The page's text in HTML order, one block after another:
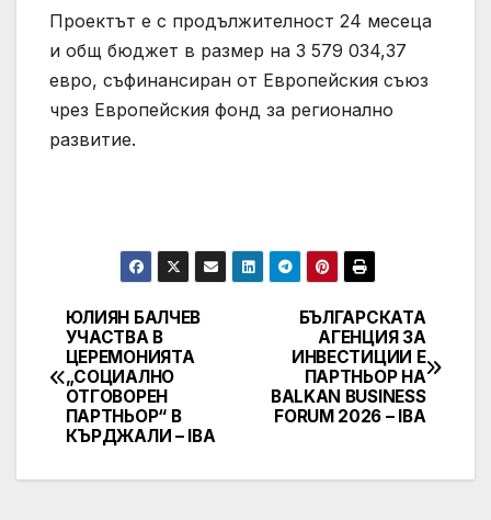
Проектът е с продължителност 24 месеца
и общ бюджет в размер на 3 579 034,37
евро, съфинансиран от Европейския съюз
чрез Европейския фонд за регионално
развитие.
Post
navigation
БЪЛГАРСКАТА
АГЕНЦИЯ ЗА
ИНВЕСТИЦИИ Е
ПАРТНЬОР НА
BALKAN BUSINESS
FORUM 2026 – IBA
ЮЛИЯН БАЛЧЕВ
УЧАСТВА В
ЦЕРЕМОНИЯТА
„СОЦИАЛНО
ОТГОВОРЕН
ПАРТНЬОР“ В
КЪРДЖАЛИ – IBA